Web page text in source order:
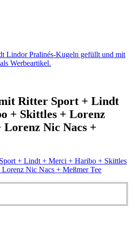
Ritter Sport + Lindt
+ Skittles + Lorenz
Nic Nacs +
+ Lindt + Merci + Haribo + Skittles
Nic Nacs + Meßmer Tee